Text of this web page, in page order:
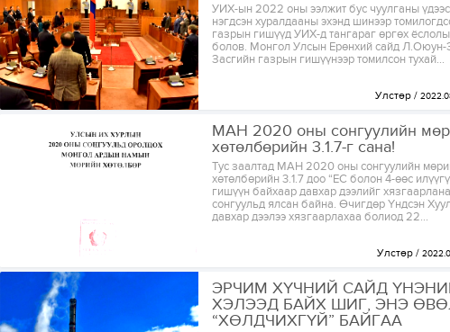
УИХ-ын 2022 оны ээлжит бус чуулганы
нэгдсэн хуралдааны эхэнд шинээр
газрын гишүүд УИХ-д тангараг өргөх
болов. Монгол Улсын Ерөнхий сайд Л.Оюун-
Засгийн газрын гишүүнээр томилсон тухай...
Улстөр
МАН 2020 оны сонгуулийн
хөтөлбөрийн 3.1.7-г сана!
Тус заалтад МАН 2020 оны сонгуулийн
хөтөлбөрийн 3.1.7 доо “ЕС болон 4-өөс
гишүүн байхаар давхар дээлийг
сонгуульд ялсан байна. Өчигдөр Үндсэн
давхар дээлээ хязгаарлахаа болиод 22...
Улстөр
ЭРЧИМ ХҮЧНИЙ САЙД
ХЭЛЭЭД БАЙХ ШИГ, ЭНЭ
“ХӨЛДЧИХГҮЙ” БАЙГАА